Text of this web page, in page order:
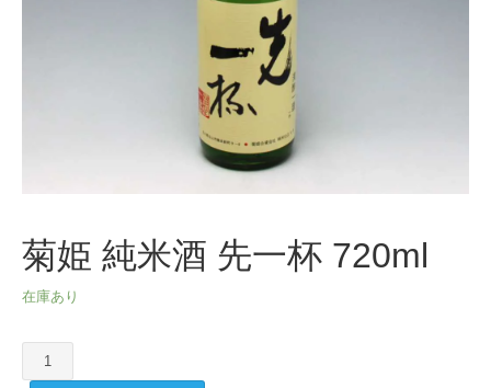
菊姫 純米酒 先一杯 720ml
在庫あり
姫